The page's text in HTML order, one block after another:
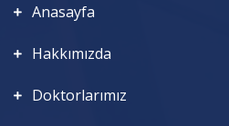
Anasayfa
Hakkımızda
Doktorlarımız